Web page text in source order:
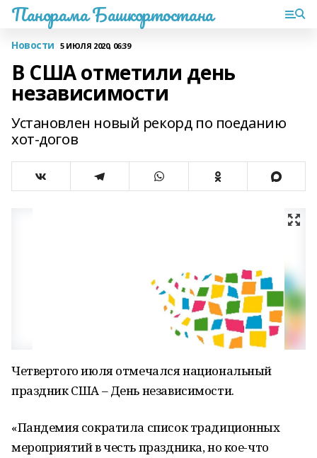
Панорама Башкортостана
Новости 5 ИЮЛЯ 2020, 06:39
В США отметили день
независимости
Установлен новый рекорд по поеданию
хот-догов
Четвертого июля отмечался национальный
праздник США – День независимости.
«Пандемия сократила список традиционных
мероприятий в честь праздника, но кое-что